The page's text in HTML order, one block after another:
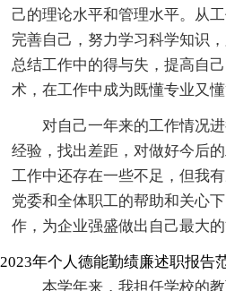
己的理论水平和管理水平。从
完善自己，努力学习科学知识
总结工作中的得与失，提高自
术，在工作中成为既懂专业又懂
对自己一年来的工作情况
经验，找出差距，对做好今后
工作中还存在一些不足，但我
党委和全体职工的帮助和关心
作，为企业强盛做出自己最大的
2023年个人德能勤绩廉述职报告
本学年来，我担任学校的